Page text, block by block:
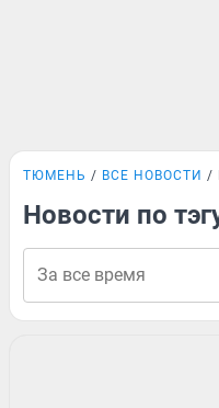
ТЮМЕНЬ ВСЕ НОВОСТИ
Новости по